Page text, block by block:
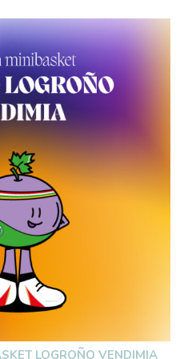
LOGROÑO VENDIMIA